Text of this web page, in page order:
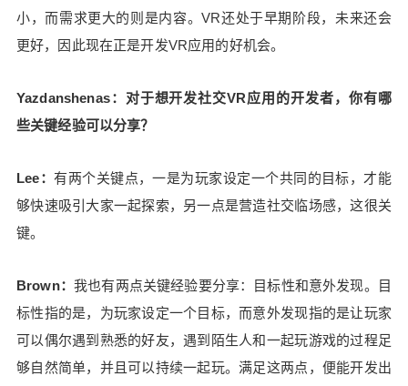
小，而需求更大的则是内容。VR还处于早期阶段，未来还会
更好，因此现在正是开发VR应用的好机会。
Yazdanshenas：对于想开发社交VR应用的开发者，你有哪
些关键经验可以分享？
Lee：有两个关键点，一是为玩家设定一个共同的目标，才能
够快速吸引大家一起探索，另一点是营造社交临场感，这很关
键。
Brown： 我也有两点关键经验要分享：目标性和意外发现。目
标性指的是，为玩家设定一个目标，而意外发现指的是让玩家
可以偶尔遇到熟悉的好友，遇到陌生人和一起玩游戏的过程足
够自然简单，并且可以持续一起玩。满足这两点，便能开发出